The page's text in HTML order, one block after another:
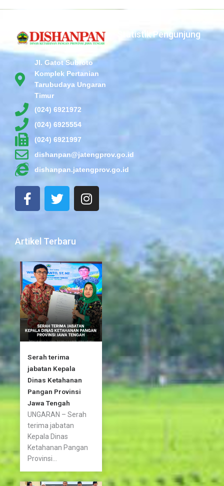
Jl. Gatot Subroto
Komplek Pertanian
Tarubudaya Ungaran
Timur
(024) 6921972
(024) 6925554
(024) 6921997
dishanpan@jatengprov.go.id
dishanpan.jatengprov.go.id
F
a
b
o
k
-
f
T
w
t
r
I
n
g
r
a
m
Statistik Pengunjung
Artikel Terbaru
Serah terima
jabatan Kepala
Dinas Ketahanan
Pangan Provinsi
Jawa Tengah
UNGARAN – Serah
terima jabatan
Kepala Dinas
Ketahanan Pangan
Provinsi...